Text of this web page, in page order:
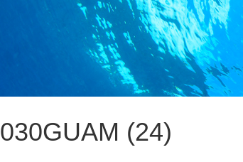
030GUAM (24)